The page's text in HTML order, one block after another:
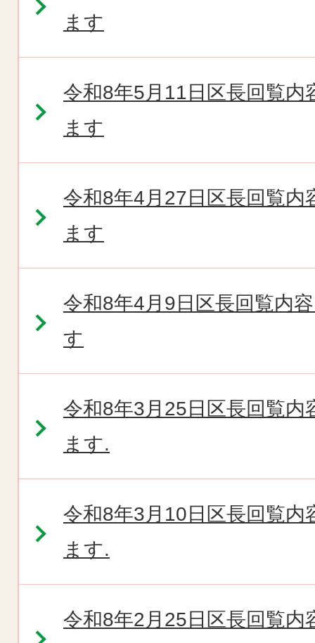
ます
令和8年5月11日区長回覧
ます
令和8年4月27日区長回覧
ます
令和8年4月9日区長回覧内
す
令和8年3月25日区長回覧
ます.
令和8年3月10日区長回覧
ます.
令和8年2月25日区長回覧